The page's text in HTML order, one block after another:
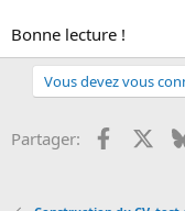
Bonne lecture !
Vous devez vous
Partager: Facebook